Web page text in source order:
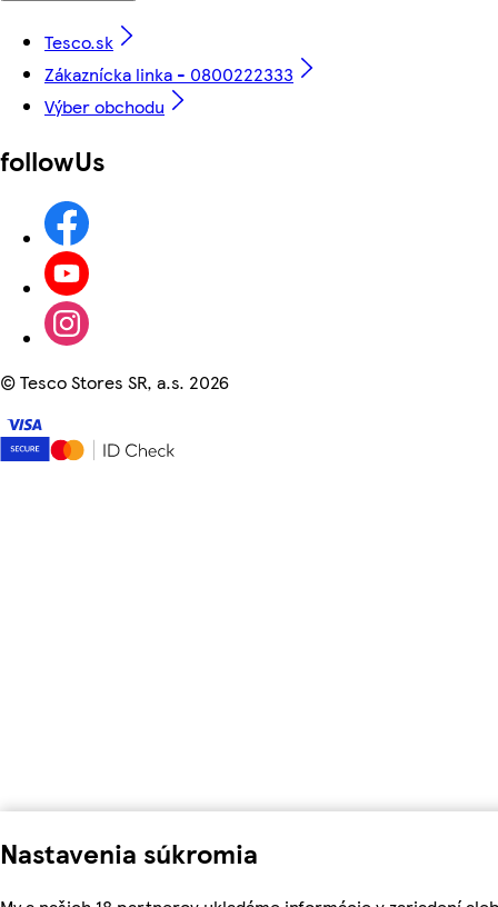
Nastavenia súkromia
Tesco.sk
Zákaznícka linka - 0800222333
Výber obchodu
followUs
©Tesco Stores SR, a.s. 2026